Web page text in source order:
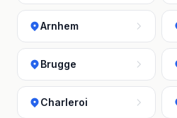
Arnhem
Brugge
Charleroi